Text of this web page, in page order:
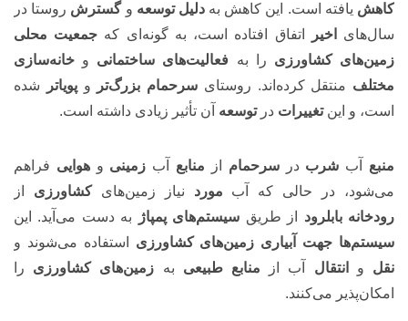
کاهش یافته است. این کاهش بهدلیل توسعه وگسترش روستا در
سال‌های
اخیر اتفاق افتاده است، به گونه‌ای که جمعیت محلی
زمین‌های کشاورزی را به فعالیت‌های ساختمانی و خانه‌سازی
مختلف منتقل کرده‌اند. روستای سرحمام بزرگ‌تر وپویاتر
شده
است، و اینتغییرات درتوسعه آن تأثیر زیادی داشته است.
منبع آب شرب درسرحمام از منابع آب زمینی وهوایی فراهم
می‌شود، در حالی که آب مورد نیاز زمین‌هایکشاورزی از
رودخانه بابلرود از طریق سیستم‌های پمپاژ
به دست می‌آید. این
سیستم‌ها جهت آبیاری زمین‌های کشاورزی استفاده می‌شوند و
نقل و انتقال آب از منابع طبیعی به زمین‌های کشاورزی را
امکان‌پذیر می‌کنند.